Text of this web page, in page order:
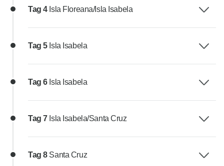
Tag 4 Isla Floreana/Isla Isabela
Tag 5 Isla Isabela
Tag 6 Isla Isabela
Tag 7 Isla Isabela/Santa Cruz
Tag 8 Santa Cruz